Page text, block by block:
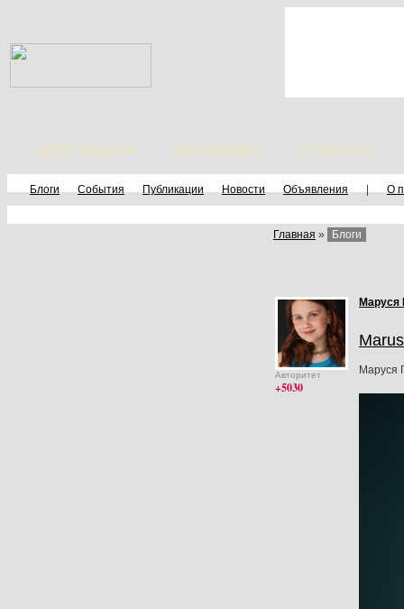
Дети модели Фотографы Стилисты
Блоги События Публикации Новости Объявления | О
Главная » Блоги
Авторитет
+5030
Маруся
Маруся